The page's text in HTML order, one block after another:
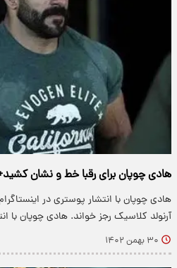
هادی چوپان برای رقبا خط و نشان
هادی چوپان با انتشار پوستری در
آرنولد کلاسیک رجز خواند. هادی چوپان با
۳۰ بهمن ۱۴۰۲